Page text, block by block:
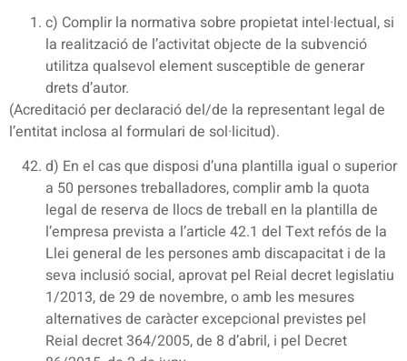
c) Complir la normativa sobre propietat intel·lectual, si
la realització de l’activitat objecte de la subvenció
utilitza qualsevol element susceptible de generar
drets d’autor.
(Acreditació per declaració del/de la representant legal de
l’entitat inclosa al formulari de sol·licitud).
d) En el cas que disposi d’una plantilla igual o superior
a 50 persones treballadores, complir amb la quota
legal de reserva de llocs de treball en la plantilla de
l’empresa prevista a l’article 42.1 del Text refós de la
Llei general de les persones amb discapacitat i de la
seva inclusió social, aprovat pel Reial decret legislatiu
1/2013, de 29 de novembre, o amb les mesures
alternatives de caràcter excepcional previstes pel
Reial decret 364/2005, de 8 d’abril, i pel Decret